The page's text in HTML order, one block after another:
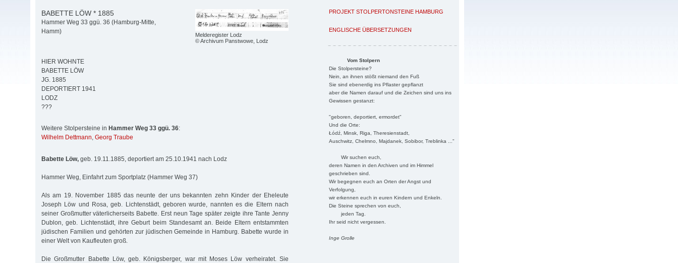
PROJEKT STOLPERTONSTEINE HAMBURG
ENGLISCHE ÜBERSETZUNGEN
Vom Stolpern
Die Stolpersteine?
Nein, an ihnen stößt niemand den Fuß
Sie sind ebenerdig ins Pflaster gepflanzt
aber die Namen darauf und die Zeichen sind uns ins
Gewissen gestanzt:
"geboren, deportiert, ermordet"
Und die Orte:
Łódź, Minsk, Riga, Theresienstadt,
Auschwitz, Chelmno, Majdanek, Sobibor, Treblinka ..."
Wir suchen euch,
deren Namen in den Archiven und im Himmel
geschrieben sind.
Wir begegnen euch an Orten der Angst und
Verfolgung,
wir erkennen euch in euren Kindern und Enkeln.
Die Steine sprechen von euch,
jeden Tag.
Ihr seid nicht vergessen.
Inge Grolle
Melderegister Lodz
© Archivum Panstwowe, Lodz
BABETTE LÖW * 1885
Hammer Weg 33 ggü. 36 (Hamburg-Mitte,
Hamm)
HIER WOHNTE
BABETTE LÖW
JG. 1885
DEPORTIERT 1941
LODZ
???
Weitere Stolpersteine in Hammer Weg 33 ggü. 36:
Wilhelm Dettmann, Georg Traube
Babette Löw, geb. 19.11.1885, deportiert am 25.10.1941 nach Lodz
Hammer Weg, Einfahrt zum Sportplatz (Hammer Weg 37)
Als am 19. November 1885 das neunte der uns bekannten zehn Kinder der Eheleute
Joseph Löw und Rosa, geb. Lichtenstädt, geboren wurde, nannten es die Eltern nach
seiner Großmutter väterlicherseits Babette. Erst neun Tage später zeigte ihre Tante Jenny
Dublon, geb. Lichtenstädt, ihre Geburt beim Standesamt an. Beide Eltern entstammten
jüdischen Familien und gehörten zur jüdischen Gemeinde in Hamburg. Babette wurde in
einer Welt von Kaufleuten groß.
Die Großmutter Babette Löw, geb. Königsberger, war mit Moses Löw verheiratet. Sie